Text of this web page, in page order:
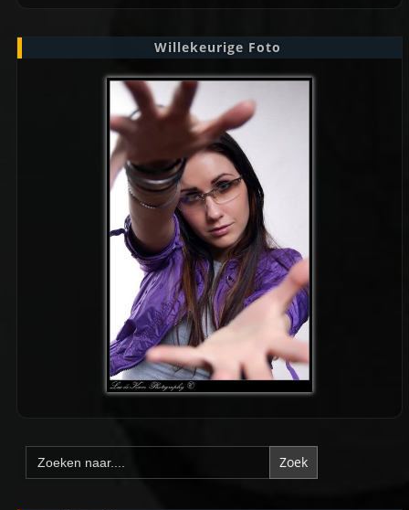
Willekeurige Foto
Zoek
naar: